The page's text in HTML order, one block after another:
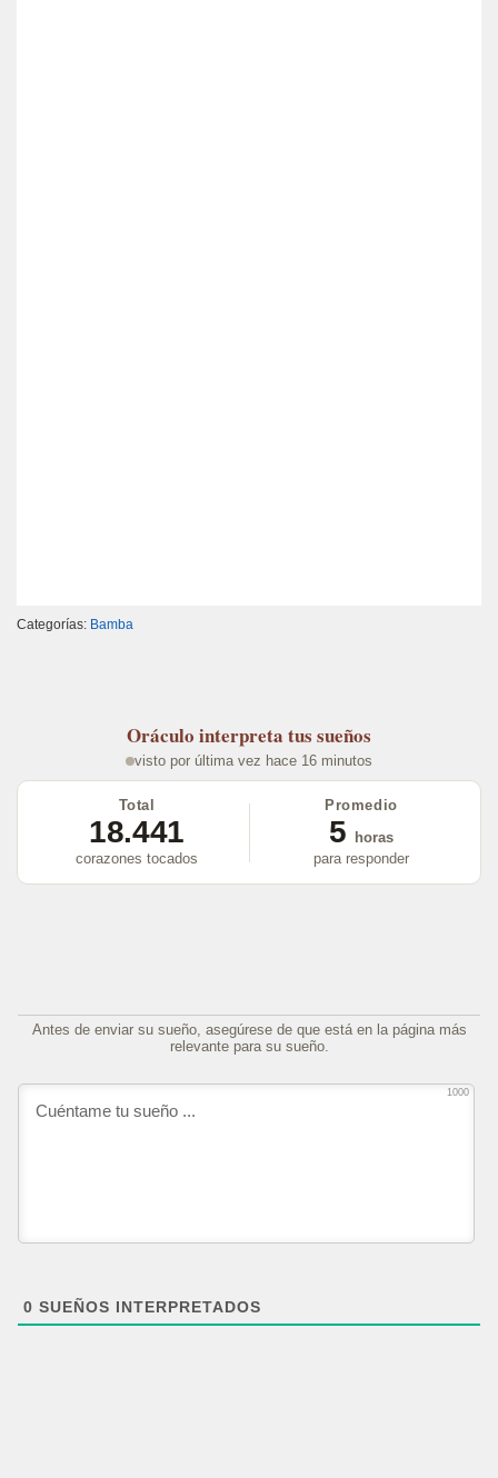
Categorías: Bamba
Oráculo interpreta tus sueños
visto por última vez hace 16 minutos
Total
18.441
corazones tocados
Promedio
5
horas
para responder
Antes de enviar su sueño, asegúrese de que está en la página más
relevante para su sueño.
1000
0 SUEÑOS INTERPRETADOS